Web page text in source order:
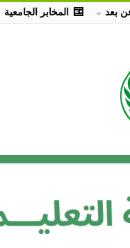
عن بعد المخابر الجامعية